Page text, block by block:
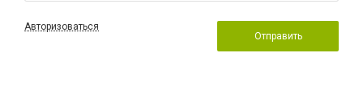
Авторизоваться
Отправить